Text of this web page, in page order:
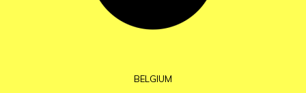
BELGIUM